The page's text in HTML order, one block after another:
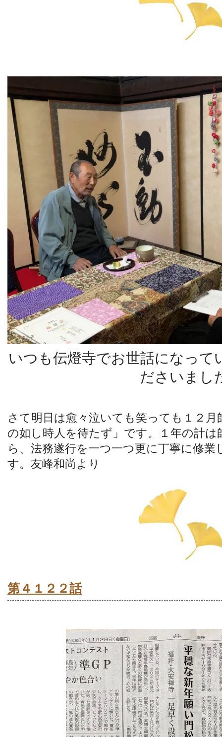
いつも伝燈寺でお世話になって
ださいまし
さて明日は愈々泣いても笑っても１２
の如し時人を待たず」です。１年の計
ら、法務遂行を一つ一つ更に丁寧に修
す。友峰和尚より
第４１２２話